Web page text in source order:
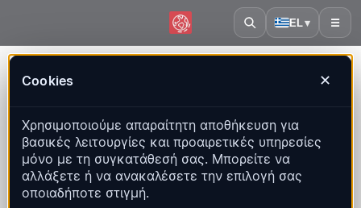
EL▾ ☰
Cookies ✕
Χρησιμοποιούμε απαραίτητη αποθήκευση για
βασικές λειτουργίες και προαιρετικές υπηρεσίες
μόνο με τη συγκατάθεσή σας. Μπορείτε να
αλλάξετε ή να ανακαλέσετε την επιλογή σας
οποιαδήποτε στιγμή.
Ζωντανός χάρτης, στατιστικά και πρόσφατα γεγονότα
Άνοιγμα ιστορικού χάρτη
Τα πιο πρόσφατα σε αυτή τη χώρα